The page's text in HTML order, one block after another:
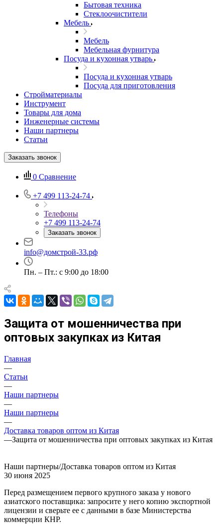
Бытовая техника
Стеклоочистители
Мебель
Мебель
Мебельная фурнитура
Посуда и кухонная утварь
Посуда и кухонная утварь
Посуда для приготовления
Стройматериалы
Инструмент
Товары для дома
Инженерные системы
Наши партнеры
Статьи
Заказать звонок
0 Сравнение
+7 499 113-24-74
Телефоны
+7 499 113-24-74
Заказать звонок
info@домстрой-33.рф
Пн. – Пт.: с 9:00 до 18:00
Защита от мошенничества при
оптовых закупках из Китая
Главная
—
Статьи
—
Наши партнеры
—
Наши партнеры
—
Доставка товаров оптом из Китая
—Защита от мошенничества при оптовых закупках из Китая
Наши партнеры/Доставка товаров оптом из Китая
30 июня 2025
Перед размещением первого крупного заказа у нового
азиатского поставщика: запросите у него копию экспортной
лицензии и сверьте ее с данными в базе Министерства
коммерции КНР.